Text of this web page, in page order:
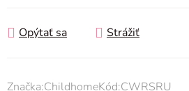
Opýtať sa Strážiť
Značka:ChildhomeKód:CWRSRU